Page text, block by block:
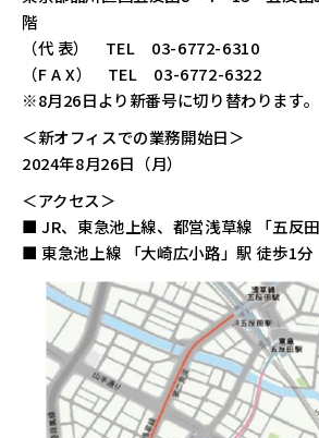
階
（代 表） TEL 03-6772-6310
（F A X） TEL 03-6772-6322
※8月26日より新番号に切り替わります。
＜新オフィスでの業務開始日＞
2024年8月26日（月）
＜アクセス＞
■ JR、東急池上線、都営浅草線 「五反
■ 東急池上線 「大崎広小路」駅 徒歩1分